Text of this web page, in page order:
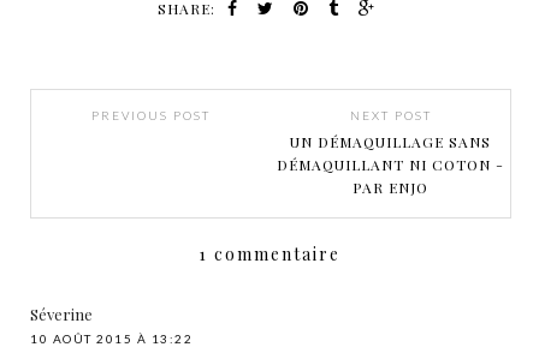
SHARE:
PREVIOUS POST NEXT POST
UN DÉMAQUILLAGE SANS
DÉMAQUILLANT NI COTON -
PAR ENJO
1 commentaire
Séverine
10 AOÛT 2015 À 13:22